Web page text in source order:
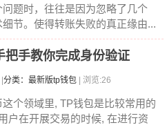
问题时，往往是因为忽略了几个
细节。使得转账失败的真正缘由...
手教你完成身份验证
分类：最新版tp钱包 | 浏览:26
个领域里, TP钱包是比较常用的
户在开展交易的时候, 在进行资